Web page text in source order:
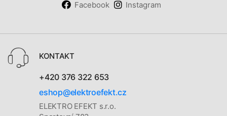
Facebook Instagram
KONTAKT
+420 376 322 653
eshop@elektroefekt.cz
ELEKTRO EFEKT s.r.o.